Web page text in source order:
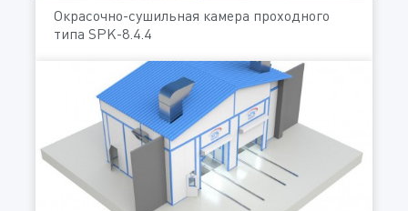
Окрасочно-сушильная камера проходного
типа SPK-8.4.4